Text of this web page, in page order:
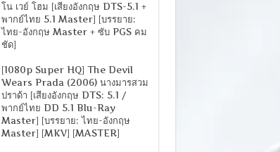
โน เวย์ โฮม [เสียงอังกฤษ DTS-5.1 +
พากย์ไทย 5.1 Master] [บรรยาย:
ไทย-อังกฤษ Master + ซับ PGS คม
ชัด]
[1080p Super HQ] The Devil
Wears Prada (2006) นางมารสวม
ปราด้า [เสียงอังกฤษ DTS: 5.1 /
พากย์ไทย DD 5.1 Blu-Ray
Master] [บรรยาย: ไทย-อังกฤษ
Master] [MKV] [MASTER]